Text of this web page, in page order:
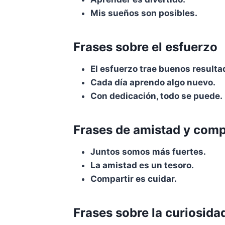
Mis sueños son posibles.
Frases sobre el esfuerzo
El esfuerzo trae buenos
Cada día aprendo algo nuevo.
Con dedicación, todo se puede.
Frases de amistad y
Juntos somos más fuertes.
La amistad es un tesoro.
Compartir es cuidar.
Frases sobre la